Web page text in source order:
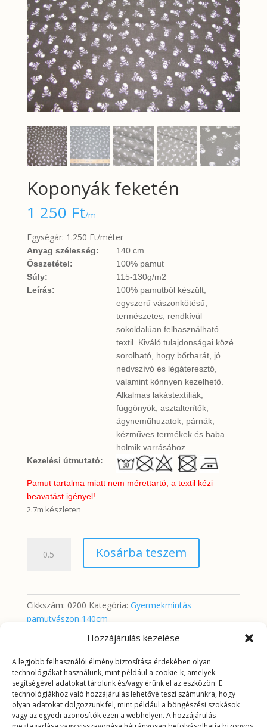
Hozzájárulás kezelése
A legjobb felhasználói élmény biztosítása érdekében olyan
technológiákat használunk, mint például a cookie-k, amelyek
segítségével adatokat tárolunk és/vagy érünk el az eszközön. E
technológiákhoz való hozzájárulás lehetővé teszi számunkra, hogy
olyan adatokat dolgozzunk fel, mint például a böngészési szokások
vagy az egyedi azonosítók ezen a webhelyen. A hozzájárulás
Koponyák feketén
1 250 Ft/m
Egységár: 1.250 Ft/méter
Anyag szélesség:
140 cm
Összetétel:
100% pamut
Súly:
115-130g/m2
Leírás:
100% pamutból készült,
egyszerű vászonkötésű,
természetes, rendkívül
sokoldalúan felhasználható
textil. Kiváló tulajdonságai közé
sorolható, hogy bőrbarát, jó
nedvszívó és légáteresztő,
valamint könnyen kezelhető.
Alkalmas lakástextíliák,
függönyök, asztalterítők,
ágyneműhuzatok, párnák,
kézműves termékek és baba
holmik varrásához.
Kezelési útmutató:
Pamut tartalma miatt nem mérettartó, a textil kézi
beavatást igényel!
2.7m készleten
feketén
Kosárba teszem
Cikkszám: 0200 Kategória: Gyermekmintás
pamutvászon 140cm
További információk
További információk